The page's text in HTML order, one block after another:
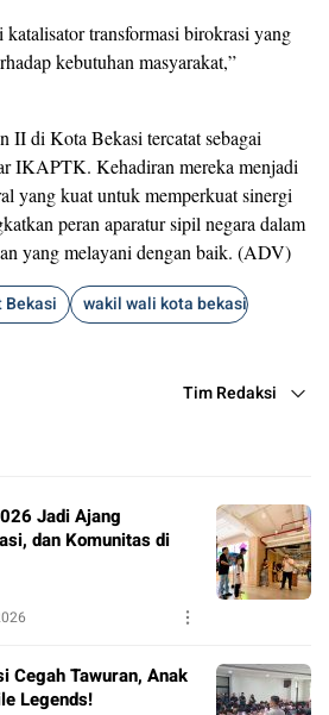
transformasi birokrasi yang
kebutuhan masyarakat,”
II di Kota Bekasi tercatat sebagai
IKAPTK. Kehadiran mereka menjadi
yang kuat untuk memperkuat sinergi
peran aparatur sipil negara dalam
yang melayani dengan baik. (ADV)
Bekasi
wakil wali kota bekasi abdul
Tim Redaksi
Jadi Ajang
dan Komunitas di
Cegah Tawuran, Anak
Legends!